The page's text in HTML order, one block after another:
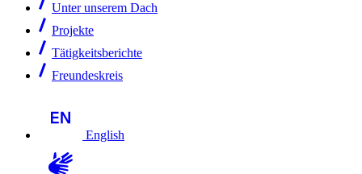
Unter unserem Dach
Projekte
Tätigkeitsberichte
Freundeskreis
English